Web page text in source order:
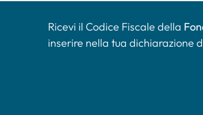
Ricevi il Codice Fiscale della
inserire nella tua dichiarazione